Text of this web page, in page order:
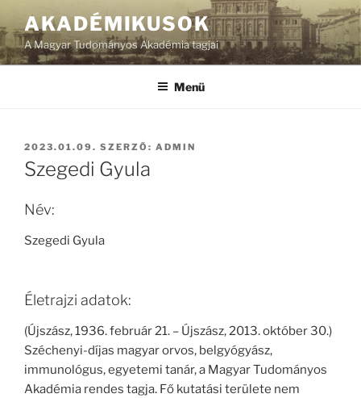
AKADÉMIKUSOK
A Magyar Tudományos Akadémia tagjai
Menü
BEKÜLDVE:
2023.01.09. SZERZŐ: ADMIN
Szegedi Gyula
Név:
Szegedi Gyula
Életrajzi adatok:
(Újszász, 1936. február 21. – Újszász, 2013. október 30.)
Széchenyi-díjas magyar orvos, belgyógyász,
immunológus, egyetemi tanár, a Magyar Tudományos
Akadémia rendes tagja. Fő kutatási területe nem